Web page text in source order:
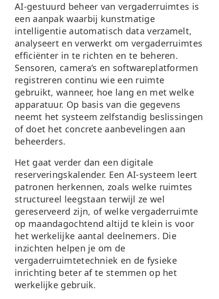
AI-gestuurd beheer van vergaderruimtes is
een aanpak waarbij kunstmatige
intelligentie automatisch data verzamelt,
analyseert en verwerkt om vergaderruimtes
efficiënter in te richten en te beheren.
Sensoren, camera’s en softwareplatformen
registreren continu wie een ruimte
gebruikt, wanneer, hoe lang en met welke
apparatuur. Op basis van die gegevens
neemt het systeem zelfstandig beslissingen
of doet het concrete aanbevelingen aan
beheerders.
Het gaat verder dan een digitale
reserveringskalender. Een AI-systeem leert
patronen herkennen, zoals welke ruimtes
structureel leegstaan terwijl ze wel
gereserveerd zijn, of welke vergaderruimte
op maandagochtend altijd te klein is voor
het werkelijke aantal deelnemers. Die
inzichten helpen je om de
vergaderruimtetechniek en de fysieke
inrichting beter af te stemmen op het
werkelijke gebruik.